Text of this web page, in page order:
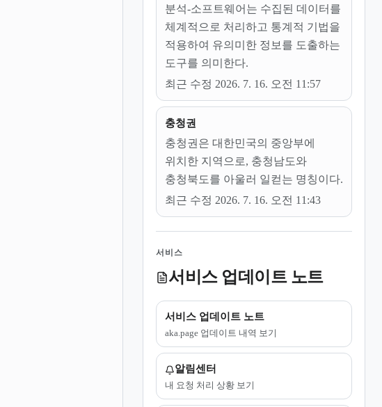
분석-소프트웨어는 수집된 데이터를
체계적으로 처리하고 통계적 기법을
적용하여 유의미한 정보를 도출하는
도구를 의미한다.
최근 수정 2026. 7. 16. 오전 11:57
충청권
충청권은 대한민국의 중앙부에
위치한 지역으로, 충청남도와
충청북도를 아울러 일컫는 명칭이다.
최근 수정 2026. 7. 16. 오전 11:43
서비스
서비스 업데이트 노트
서비스 업데이트 노트
aka.page 업데이트 내역 보기
알림센터
내 요청 처리 상황 보기